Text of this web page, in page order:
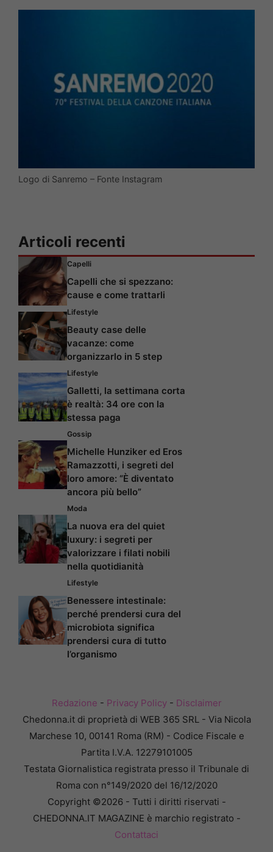
Logo di Sanremo – Fonte Instagram
Articoli recenti
Capelli
Capelli che si spezzano:
cause e come trattarli
Lifestyle
Beauty case delle
vacanze: come
organizzarlo in 5 step
Lifestyle
Galletti, la settimana corta
è realtà: 34 ore con la
stessa paga
Gossip
Michelle Hunziker ed Eros
Ramazzotti, i segreti del
loro amore: “È diventato
ancora più bello”
Moda
La nuova era del quiet
luxury: i segreti per
valorizzare i filati nobili
nella quotidianità
Lifestyle
Benessere intestinale:
perché prendersi cura del
microbiota significa
prendersi cura di tutto
l’organismo
Redazione - Privacy Policy- Disclaimer
Chedonna.it di proprietà di WEB 365 SRL - Via Nicola
Marchese 10, 00141 Roma (RM) - Codice Fiscale e
Partita I.V.A. 12279101005
Testata Giornalistica registrata presso il Tribunale di
Roma con n°149/2020 del 16/12/2020
Copyright ©2026 - Tutti i diritti riservati -
CHEDONNA.IT MAGAZINE è marchio registrato -
Contattaci